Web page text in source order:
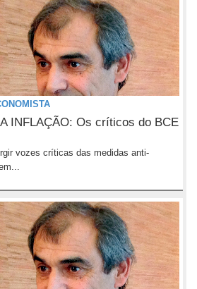
INFLAÇÃO: Os críticos do BCE
vozes críticas das medidas anti-